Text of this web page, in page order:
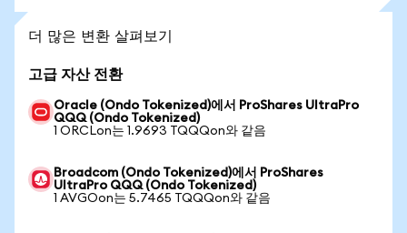
더 많은 변환 살펴보기
고급 자산 전환
Oracle (Ondo Tokenized)에서 ProShares UltraPro
QQQ (Ondo Tokenized)
1 ORCLon는 1.9693 TQQQon와 같음
Broadcom (Ondo Tokenized)에서 ProShares
UltraPro QQQ (Ondo Tokenized)
1 AVGOon는 5.7465 TQQQon와 같음